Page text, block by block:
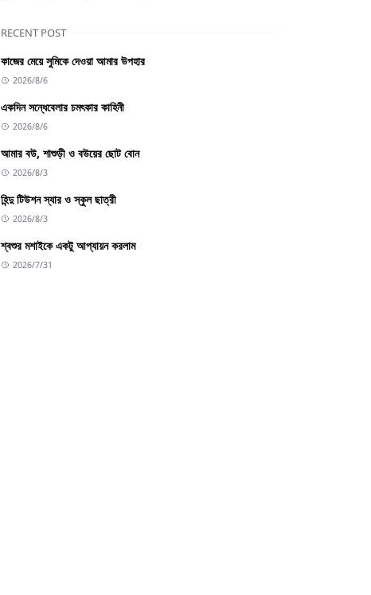
RECENT POST
কাজের মেয়ে সুমিকে দেওয়া আমার উপহার
2026/8/6
একদিন সন্ধেবেলার চমৎকার কাহিনী
2026/8/6
আমার বউ, শাশুড়ী ও বউয়ের ছোট বোন
2026/8/3
হিন্দু টিউশন স্যার ও স্কুল ছাত্রী
2026/8/3
শ্বশুর মশাইকে একটু আপ্যায়ন করলাম
2026/7/31